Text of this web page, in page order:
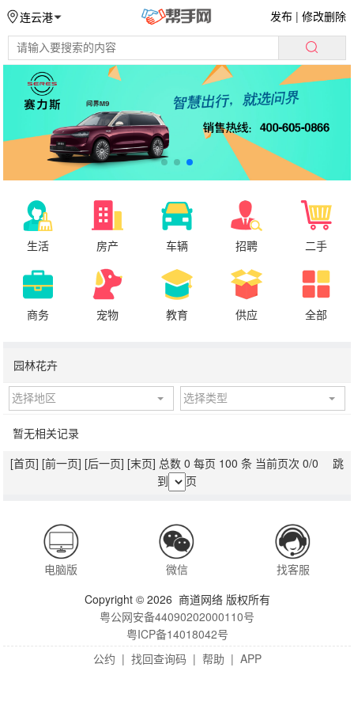
连云港 发布 |修改删除
生活 房产 车辆 招聘 二手
商务 宠物 教育 供应 全部
园林花卉
选择地区 选择类型
暂无相关记录
[首页] [前一页] [后一页] [末页] 总数 0 每页 100 条 当前页次 0/0 跳
到
页
电脑版 微信
找客服
Copyright © 2026 商道网络 版权所有
粤公网安备44090202000110号
粤ICP备14018042号
公约 | 找回查询码 | 帮助 | APP